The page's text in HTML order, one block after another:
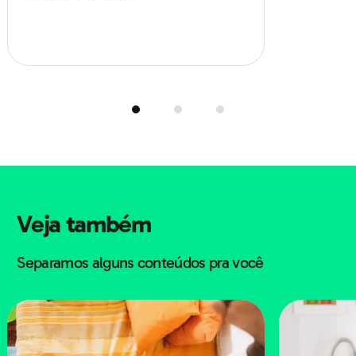
Por conta disso, converse abertamente com eles e
explique que você temcompromissos e
Assim, ao estabelecer limites pra amigos e familiares,
Veja também
Separamos alguns conteúdos pra você